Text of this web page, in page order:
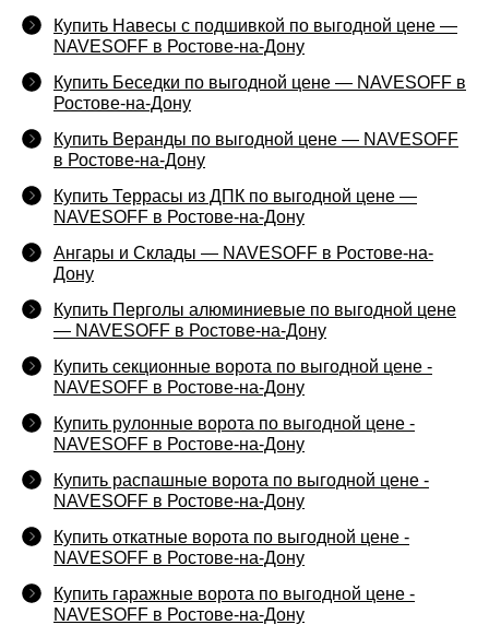
Купить Навесы с подшивкой по выгодной цене —
NAVESOFF в Ростове-на-Дону
Купить Беседки по выгодной цене — NAVESOFF в
Ростове-на-Дону
Купить Веранды по выгодной цене — NAVESOFF
в Ростове-на-Дону
Купить Террасы из ДПК по выгодной цене —
NAVESOFF в Ростове-на-Дону
Ангары и Склады — NAVESOFF в Ростове-на-
Дону
Купить Перголы алюминиевые по выгодной цене
— NAVESOFF в Ростове-на-Дону
Купить секционные ворота по выгодной цене -
NAVESOFF в Ростове-на-Дону
Купить рулонные ворота по выгодной цене -
NAVESOFF в Ростове-на-Дону
Купить распашные ворота по выгодной цене -
NAVESOFF в Ростове-на-Дону
Купить откатные ворота по выгодной цене -
NAVESOFF в Ростове-на-Дону
Купить гаражные ворота по выгодной цене -
NAVESOFF в Ростове-на-Дону